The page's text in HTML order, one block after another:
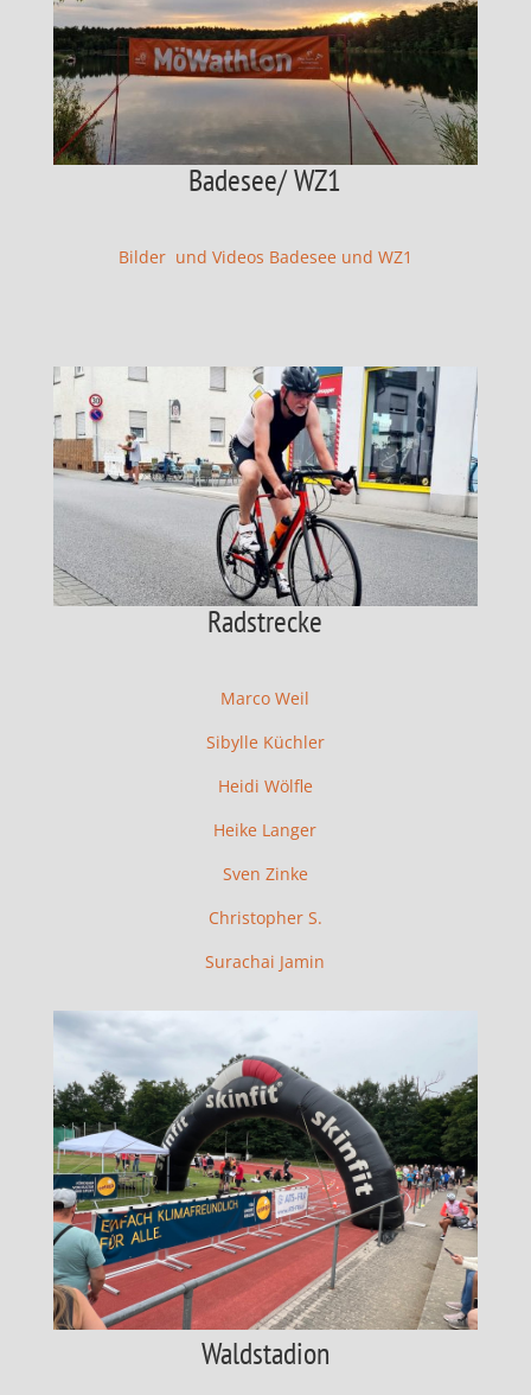
Badesee/ WZ1
Bilder und Videos Badesee und WZ1
Radstrecke
Marco Weil
Sibylle Küchler
Heidi Wölfle
Heike Langer
Sven Zinke
Christopher S.
Surachai Jamin
Waldstadion